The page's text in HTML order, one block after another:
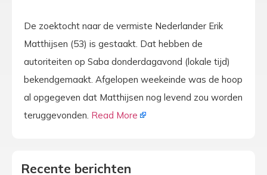
De zoektocht naar de vermiste Nederlander Erik
Matthijsen (53) is gestaakt. Dat hebben de
autoriteiten op Saba donderdagavond (lokale tijd)
bekendgemaakt. Afgelopen weekeinde was de hoop
al opgegeven dat Matthijsen nog levend zou worden
teruggevonden. Read More
Recente berichten